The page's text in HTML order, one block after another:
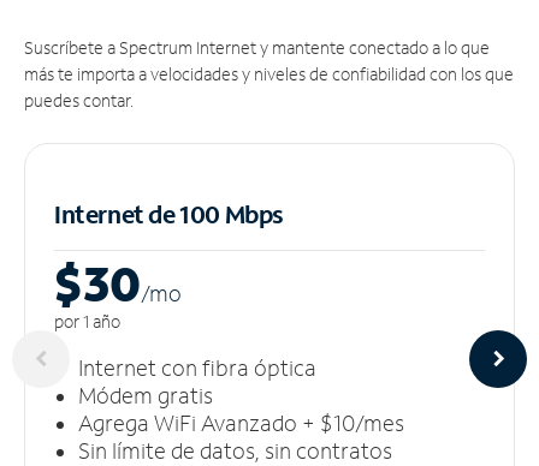
Suscríbete a Spectrum Internet y mantente conectado a lo que
más te importa a velocidades y niveles de confiabilidad con los que
puedes contar.
Internet de 100 Mbps
$30/mo
por 1 año
Internet con fibra óptica
Módem gratis
Agrega WiFi Avanzado + $10/mes
Sin límite de datos, sin contratos